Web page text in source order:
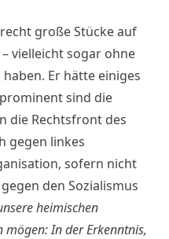
große Stücke auf
vielleicht sogar ohne
Er hätte einiges
sind die
die Rechtsfront des
gegen linkes
sofern nicht
den Sozialismus
heimischen
mögen: In der Erkenntnis,